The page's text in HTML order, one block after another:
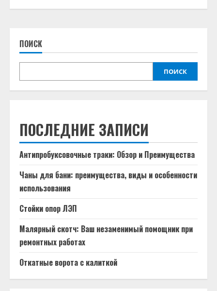
ПОИСК
ПОИСК
ПОСЛЕДНИЕ ЗАПИСИ
Антипробуксовочные траки: Обзор и Преимущества
Чаны для бани: преимущества, виды и особенности
использования
Стойки опор ЛЭП
Малярный скотч: Ваш незаменимый помощник при
ремонтных работах
Откатные ворота с калиткой